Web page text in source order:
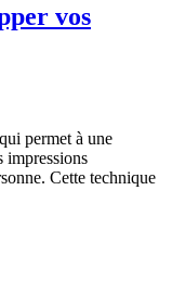
vos
permet à une
impressions
Cette technique